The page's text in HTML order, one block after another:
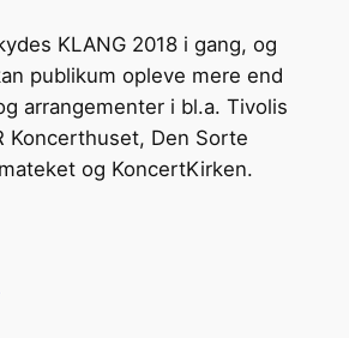
KLANG 2018 i gang, og
publikum opleve mere end
arrangementer i bl.a. Tivolis
Koncerthuset, Den Sorte
og KoncertKirken.